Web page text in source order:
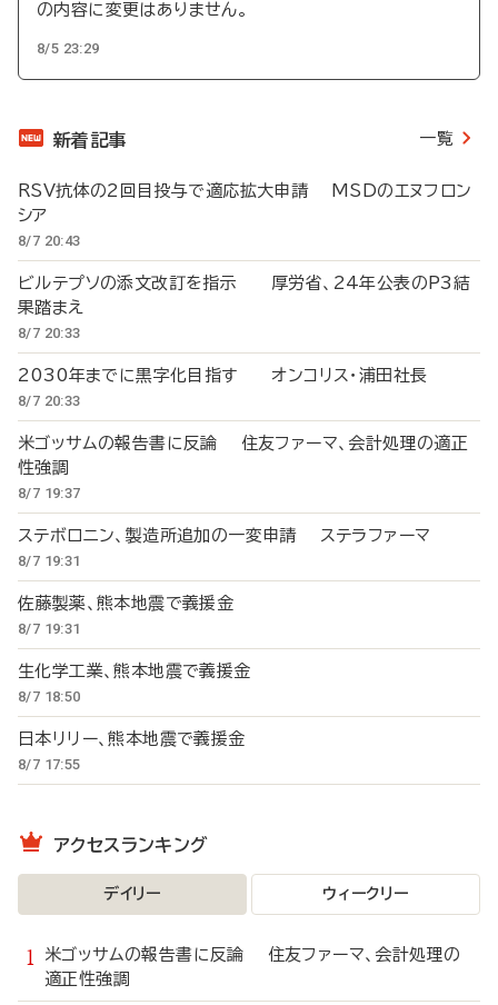
の内容に変更はありません。
8/5 23:29
新着記事 一覧
RSV抗体の2回目投与で適応拡大申請 MSDのエヌフロン
シア
8/7 20:43
ビルテプソの添文改訂を指示 厚労省、24年公表のP3結
果踏まえ
8/7 20:33
2030年までに黒字化目指す オンコリス・浦田社長
8/7 20:33
米ゴッサムの報告書に反論 住友ファーマ、会計処理の適正
性強調
8/7 19:37
ステボロニン、製造所追加の一変申請 ステラファーマ
8/7 19:31
佐藤製薬、熊本地震で義援金
8/7 19:31
生化学工業、熊本地震で義援金
8/7 18:50
日本リリー、熊本地震で義援金
8/7 17:55
アクセスランキング
デイリー ウィークリー
米ゴッサムの報告書に反論 住友ファーマ、会計処理の
適正性強調